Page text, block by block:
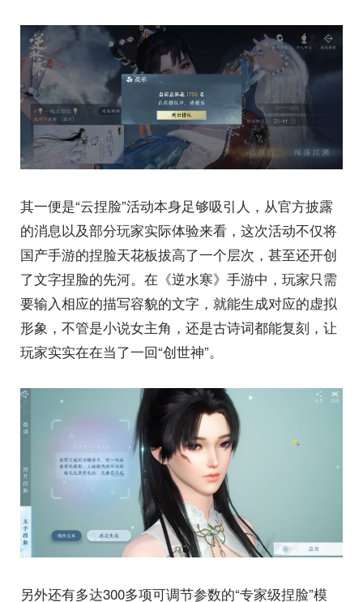
其一便是“云捏脸”活动本身足够吸引人，从官方披露
的消息以及部分玩家实际体验来看，这次活动不仅将
国产手游的捏脸天花板拔高了一个层次，甚至还开创
了文字捏脸的先河。在《逆水寒》手游中，玩家只需
要输入相应的描写容貌的文字，就能生成对应的虚拟
形象，不管是小说女主角，还是古诗词都能复刻，让
玩家实实在在当了一回“创世神”。
另外还有多达300多项可调节参数的“专家级捏脸”模